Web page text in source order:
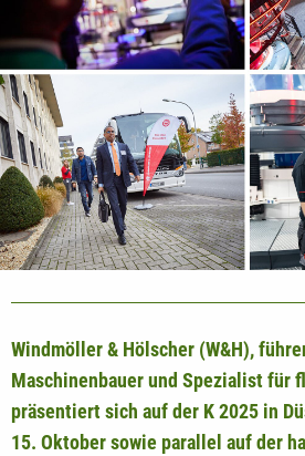
Windmöller & Hölscher (W&H),
Maschinenbauer und Spezialist für
präsentiert sich auf der K 2025 in
15. Oktober sowie parallel auf der